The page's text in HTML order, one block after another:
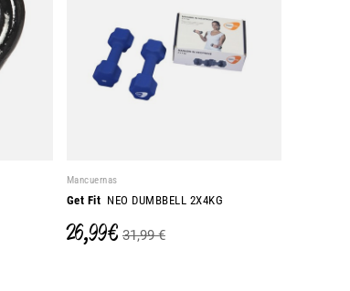
Mancuernas
Get Fit NEO DUMBBELL 2X4KG
26,99 € 31,99 €